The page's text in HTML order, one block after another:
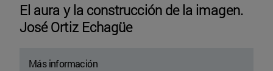
El aura y la construcción de la imagen.
José Ortiz Echagüe
Más información